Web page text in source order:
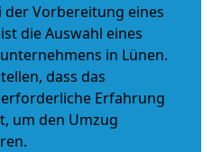
Vorbereitung eines
die Auswahl eines
in Lünen.
dass das
Erfahrung
um den Umzug